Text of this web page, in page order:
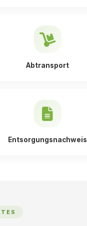
Abtransport
Entsorgungsnachweis